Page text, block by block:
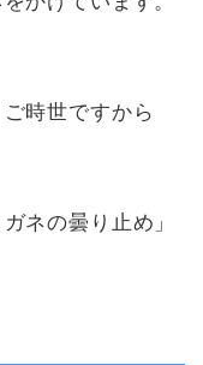
時世ですから
ネの曇り止め」